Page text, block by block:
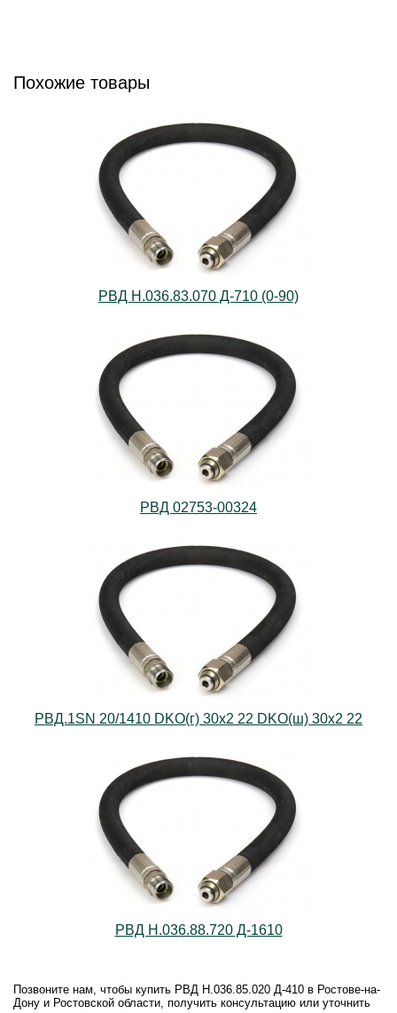
Похожие товары
РВД Н.036.83.070 Д-710 (0-90)
РВД 02753-00324
РВД.1SN 20/1410 DKO(г) 30х2 22 DKO(ш) 30х2 22
РВД Н.036.88.720 Д-1610
Позвоните нам, чтобы купить РВД Н.036.85.020 Д-410 в Ростове-на-
Дону и Ростовской области, получить консультацию или уточнить